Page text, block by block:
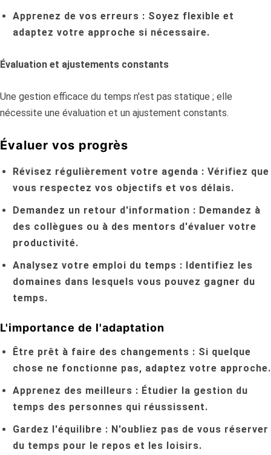
Apprenez de vos erreurs : Soyez flexible et
adaptez votre approche si nécessaire.
Évaluation et ajustements constants
Une gestion efficace du temps n'est pas statique ; elle
nécessite une évaluation et un ajustement constants.
Évaluer vos progrès
Révisez régulièrement votre agenda : Vérifiez que
vous respectez vos objectifs et vos délais.
Demandez un retour d'information : Demandez à
des collègues ou à des mentors d'évaluer votre
productivité.
Analysez votre emploi du temps : Identifiez les
domaines dans lesquels vous pouvez gagner du
temps.
L'importance de l'adaptation
Être prêt à faire des changements : Si quelque
chose ne fonctionne pas, adaptez votre approche.
Apprenez des meilleurs : Étudier la gestion du
temps des personnes qui réussissent.
Gardez l'équilibre : N'oubliez pas de vous réserver
du temps pour le repos et les loisirs.